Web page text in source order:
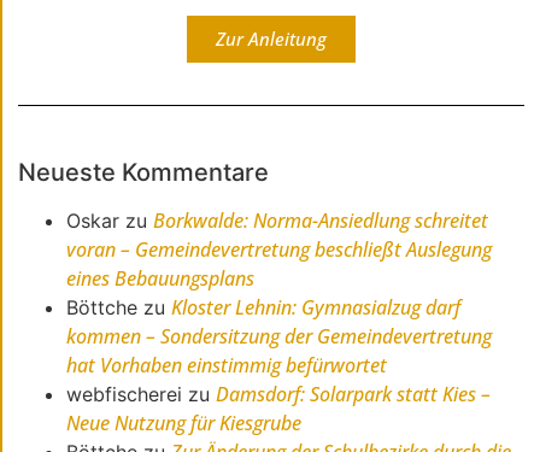
Zur Anleitung
Neueste Kommentare
Oskar zuBorkwalde: Norma-Ansiedlung schreitet
voran – Gemeindevertretung beschließt Auslegung
eines Bebauungsplans
Böttche zuKloster Lehnin: Gymnasialzug darf
kommen – Sondersitzung der Gemeindevertretung
hat Vorhaben einstimmig befürwortet
webfischerei zuDamsdorf: Solarpark statt Kies –
Neue Nutzung für Kiesgrube